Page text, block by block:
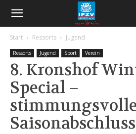
Start Ressorts Jugend
Ressorts Jugend Sport Verein
8. Kronshof
Special –